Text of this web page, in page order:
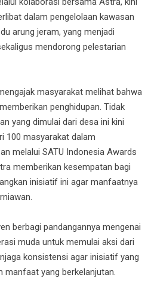
dalam pengelolaan kawasan
arung jeram, yang menjadi
mendorong pelestarian
masyarakat melihat bahwa
penghidupan. Tidak
yang dimulai dari desa ini kini
100 masyarakat dalam
melalui SATU Indonesia Awards
memberikan kesempatan bagi
inisiatif ini agar manfaatnya
berbagi pandangannya mengenai
muda untuk memulai aksi dari
konsistensi agar inisiatif yang
manfaat yang berkelanjutan.